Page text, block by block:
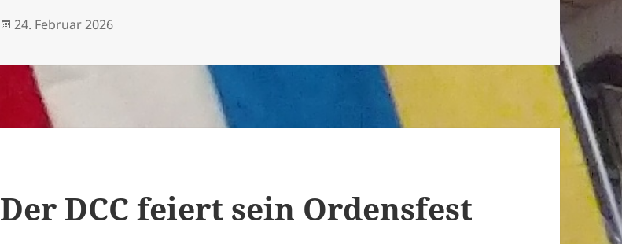
Veröffentlicht
24. Februar 2026
Der DCC feiert sein Ordensfest